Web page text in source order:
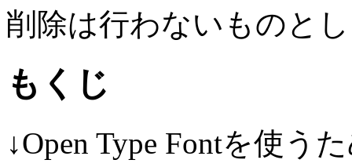
削除は行わないものと
もくじ
↓Open Type Fontを使う